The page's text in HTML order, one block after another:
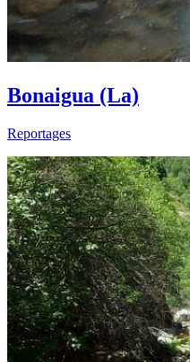
Bonaigua (La)
Reportages